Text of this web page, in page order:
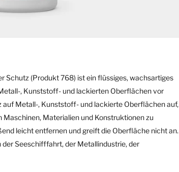
(Produkt 768) ist ein flüssiges, wachsartiges
, Kunststoff- und lackierten Oberflächen vor
auf Metall-, Kunststoff- und lackierte Oberflächen auf,
Materialien und Konstruktionen zu
leicht entfernen und greift die Oberfläche nicht an.
Seeschifffahrt, der Metallindustrie, der